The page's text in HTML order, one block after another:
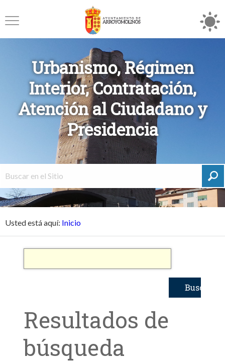
Urbanismo, Régimen
Interior, Contratación,
Atención al Ciudadano y
Presidencia
Usted está aquí: Inicio
Resultados de
búsqueda